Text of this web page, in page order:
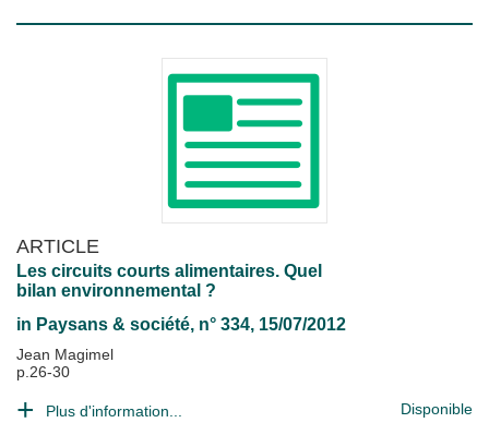
ARTICLE
Les circuits courts alimentaires. Quel
bilan environnemental ?
in Paysans & société, n° 334, 15/07/2012
Jean Magimel
p.26-30
Plus d'information... Disponible